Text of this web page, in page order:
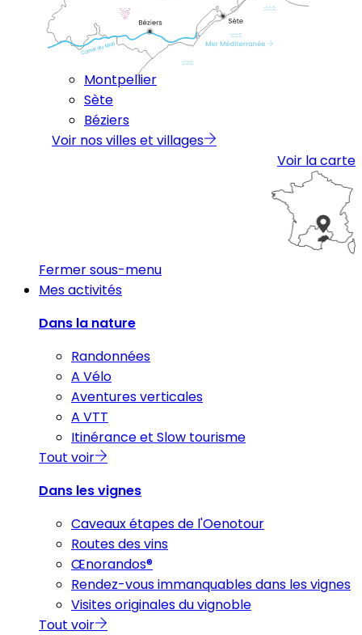
Montpellier
Sète
Béziers
Voir nos villes et villages
Voir la carte
Fermer sous-menu
Mes activités
Dans la nature
Randonnées
A Vélo
Aventures verticales
A VTT
Itinérance et Slow tourisme
Tout voir
Dans les vignes
Caveaux étapes de l'Oenotour
Routes des vins
Œnorandos®
Rendez-vous immanquables dans les vignes
Visites originales du vignoble
Tout voir